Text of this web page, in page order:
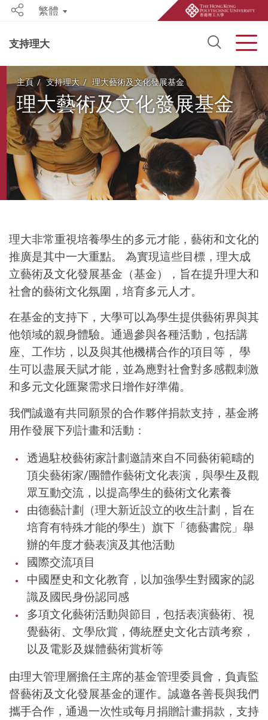
支持理大 Open
Share繁體
Start main content
主頁 支持理大 理大藝術及文化發展基金
理大藝術及文化發展基金
理大非常重視培養學生的多元才能，藝術和文化的
推廣是其中一大重點。 為實現這些目標，理大成
立藝術及文化發展基金（基金），旨在提升理大和
社會的藝術文化氛圍，培育多元人才。
在基金的支持下，大學可以為學生提供藝術界與其
他領域的親身體驗。通過參與各種活動，包括講
座、工作坊，以及與其他機構合作的項目等， 學
生可以盡展天賦才能，並為應對社會對多感觀刺激
和多元文化匯聚需求日增作好準備。
我們誠邀有共同願景的合作夥伴捐款支持，基金將
用作發展下列計畫和活動：
透過駐校藝術家計劃邀請來自不同藝術範疇的
頂尖藝術家/團體作藝術文化表演，與學生及觀
眾互動交流，以提高學生的藝術文化素養
由德藝計劃（理大新近設立的收生計劃，旨在
培育有特殊才能的學生）旗下「德藝書院」舉
辦的年度才藝表演及其他活動
國際交流項目
中國歷史和文化教育，以加強學生對國家的認
識及國民身份認同感
多項文化藝術活動與節目，包括表演藝術、視
覺藝術、文學欣賞，傳統歷史文化古蹟考察，
以及電影及媒體藝術賞析等
由理大管理層擔任主席的基金管理委員會，負責監
督藝術及文化發展基金的運作。誠邀各善長與我們
攜手合作，通過一次性或每月捐贈計畫捐款，支持